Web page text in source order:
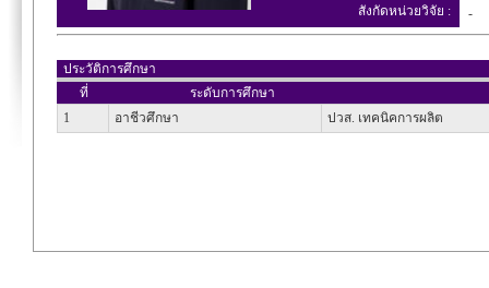
สังกัดหน่วยวิจัย :
-
ประวัติการศึกษา
ที่
ระดับการศึกษา
1
อาชีวศึกษา ปวส. เทคนิคการผลิต